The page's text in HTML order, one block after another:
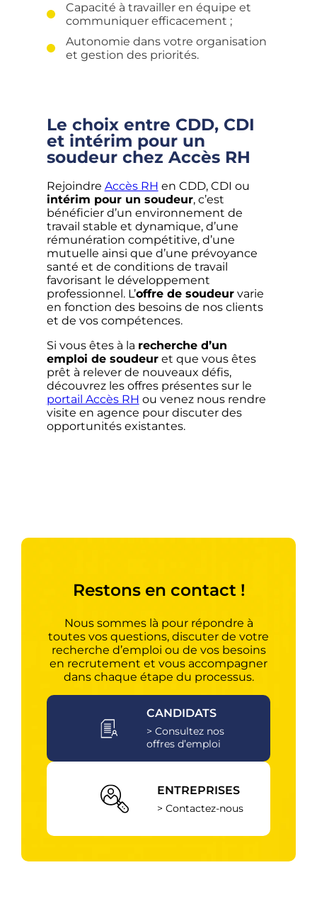
Capacité à travailler en équipe et
communiquer efficacement ;
Autonomie dans votre organisation
et gestion des priorités.
Le choix entre CDD, CDI
et intérim pour un
soudeur chez Accès RH
Rejoindre Accès RH en CDD, CDI ou
intérim pour un soudeur, c’est
bénéficier d’un environnement de
travail stable et dynamique, d’une
rémunération compétitive, d’une
mutuelle ainsi que d’une prévoyance
santé et de conditions de travail
favorisant le développement
professionnel. L’offre de soudeurvarie
en fonction des besoins de nos clients
et de vos compétences.
Si vous êtes à la recherche d’un
emploi de soudeuret que vous êtes
prêt à relever de nouveaux défis,
découvrez les offres présentes sur le
portail Accès RH ou venez nous rendre
visite en agence pour discuter des
opportunités existantes.
Restons en contact !
Nous sommes là pour répondre à
toutes vos questions, discuter de votre
recherche d’emploi ou de vos besoins
en recrutement et vous accompagner
dans chaque étape du processus.
CANDIDATS
> Consultez nos
offres d’emploi
ENTREPRISES
> Contactez-nous